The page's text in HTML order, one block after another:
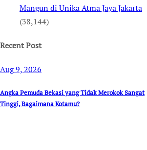
Mangun di Unika Atma Jaya Jakarta
(38,144)
Recent Post
Aug 9, 2026
Angka Pemuda Bekasi yang Tidak Merokok Sangat
Tinggi, Bagaimana Kotamu?